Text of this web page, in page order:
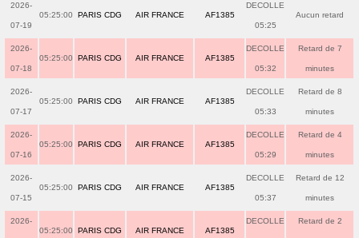
2026-
07-19
05:25:00 PARIS CDG AIR FRANCE AF1385
DECOLLE
05:25
Aucun retard
2026-
07-18
05:25:00 PARIS CDG AIR FRANCE AF1385
DECOLLE
05:32
Retard de 7
minutes
2026-
07-17
05:25:00 PARIS CDG AIR FRANCE AF1385
DECOLLE
05:33
Retard de 8
minutes
2026-
07-16
05:25:00 PARIS CDG AIR FRANCE AF1385
DECOLLE
05:29
Retard de 4
minutes
2026-
07-15
05:25:00 PARIS CDG AIR FRANCE AF1385
DECOLLE
05:37
Retard de 12
minutes
2026-
05:25:00 PARIS CDG AIR FRANCE AF1385
DECOLLE Retard de 2